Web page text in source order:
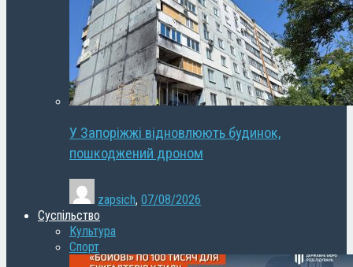
У Запоріжжі відновлюють будинок,
пошкоджений дроном
zapsich, 07/08/2026
Суспільство
Культура
Спорт